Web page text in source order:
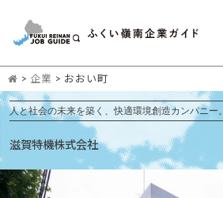
> 企業 > おおい町
人と社会の未来を築く、快適環境創造カンパニー。
滋賀特機株式会社